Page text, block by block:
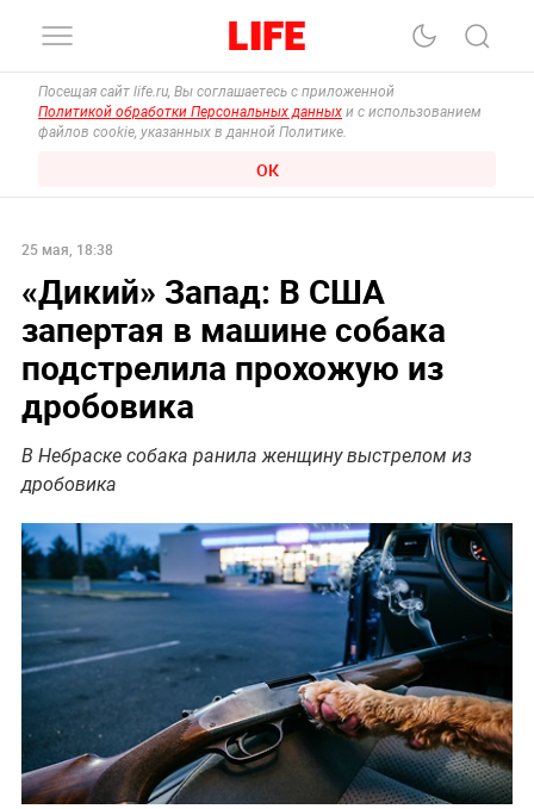
Посещая сайт life.ru, Вы соглашаетесь с приложенной
Политикой обработки Персональных данных и с использованием
файлов cookie, указанных в данной Политике.
ОК
25 мая, 18:38
«Дикий» Запад: В США
запертая в машине собака
подстрелила прохожую из
дробовика
В Небраске собака ранила женщину выстрелом из
дробовика